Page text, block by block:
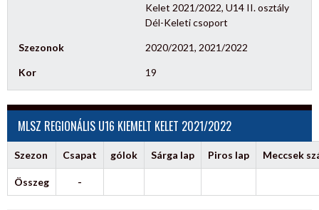
Kelet 2021/2022, U14 II. osztály
Dél-Keleti csoport
Szezonok 2020/2021, 2021/2022
Kor 19
MLSZ REGIONÁLIS U16 KIEMELT KELET 2021/2022
Szezon Csapat gólok Sárga lap Piros lap Meccsek
Összeg -